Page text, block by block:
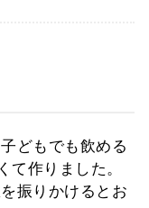
どもでも飲める
て作りました。
振りかけるとお